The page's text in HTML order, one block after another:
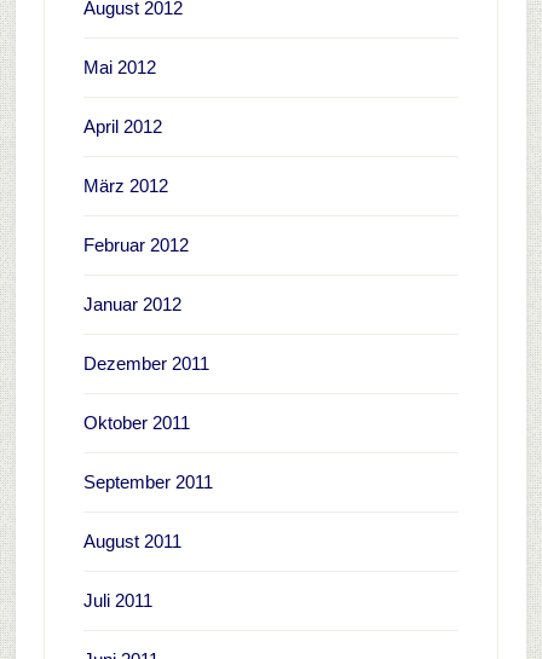
August 2012
Mai 2012
April 2012
März 2012
Februar 2012
Januar 2012
Dezember 2011
Oktober 2011
September 2011
August 2011
Juli 2011